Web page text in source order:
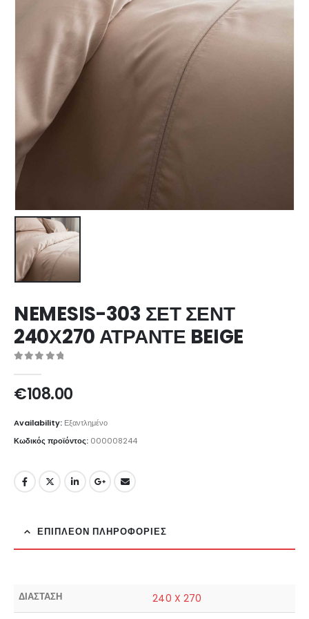
NEMESIS-303 ΣΕΤ ΣΕΝΤ
240Χ270 ΑΤΡΑΝΤΕ BEIGE
€108.00
Availability: Εξαντλημένο
Κωδικός προϊόντος: 000008244
ΕΠΙΠΛΈΟΝ ΠΛΗΡΟΦΟΡΊΕΣ
ΔΙΑΣΤΑΣΗ 240 X 270